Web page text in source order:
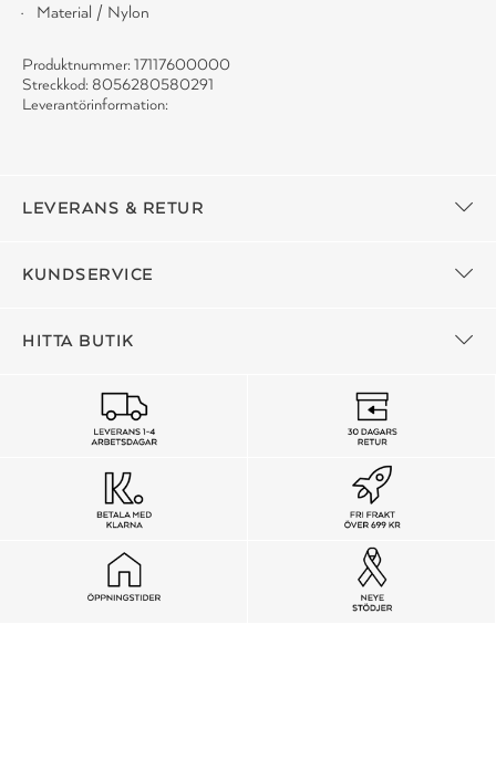
Material / Nylon
Produktnummer: 17117600000
Streckkod: 8056280580291
Leverantörinformation:
LEVERANS & RETUR
KUNDSERVICE
HITTA BUTIK